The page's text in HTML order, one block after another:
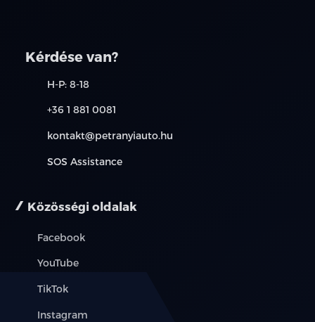
Kérdése van?
H-P: 8-18
+36 1 881 0081
kontakt@petranyiauto.hu
SOS Assistance
Közösségi oldalak
Facebook
YouTube
TikTok
Instagram